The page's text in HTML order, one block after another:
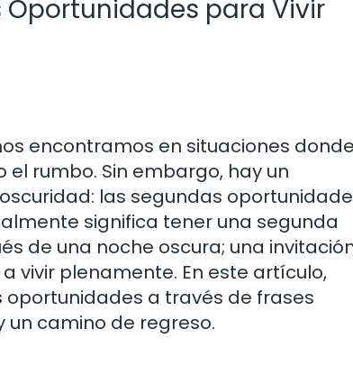
Oportunidades para Vivir
encontramos en situaciones donde
rumbo. Sin embargo, hay un
las segundas
significa tener una segunda
de una noche oscura; una
vivir plenamente. En este artículo,
a través de frases
camino de regreso.